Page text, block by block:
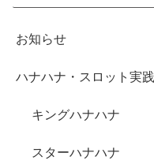
お知らせ
ハナハナ・スロット実
キングハナハナ
スターハナハナ